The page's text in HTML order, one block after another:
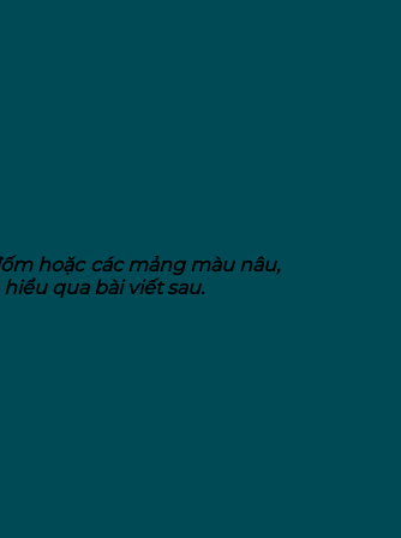
hoặc các mảng màu nâu,
qua bài viết sau.